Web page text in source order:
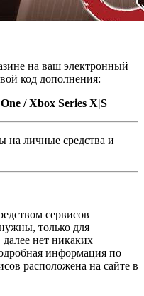
на ваш электронный
код дополнения:
/ Xbox Series X|S
на личные средства и
сервисов
только для
нет никаких
информация по
расположена на сайте в